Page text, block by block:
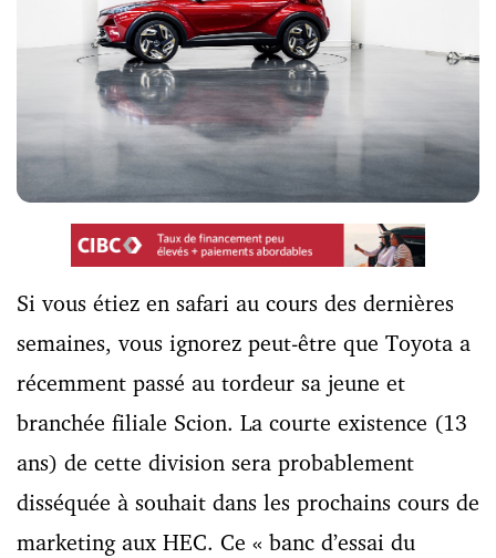
Si vous étiez en safari au cours des dernières
semaines, vous ignorez peut-être que Toyota a
récemment passé au tordeur sa jeune et
branchée filiale Scion. La courte existence (13
ans) de cette division sera probablement
disséquée à souhait dans les prochains cours de
marketing aux HEC. Ce « banc d’essai du